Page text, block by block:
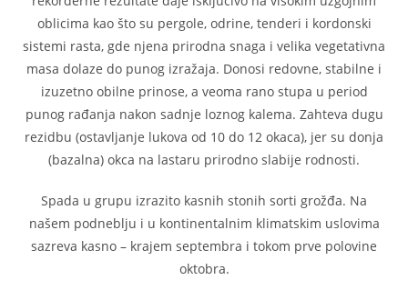
oblicima kao što su pergole, odrine, tenderi i kordonski
sistemi rasta, gde njena prirodna snaga i velika vegetativna
masa dolaze do punog izražaja. Donosi redovne, stabilne i
izuzetno obilne prinose, a veoma rano stupa u period
punog rađanja nakon sadnje loznog kalema. Zahteva dugu
rezidbu (ostavljanje lukova od 10 do 12 okaca), jer su donja
(bazalna) okca na lastaru prirodno slabije rodnosti.
Spada u grupu izrazito kasnih stonih sorti grožđa. Na
našem podneblju i u kontinentalnim klimatskim uslovima
sazreva kasno – krajem septembra i tokom prve polovine
oktobra.